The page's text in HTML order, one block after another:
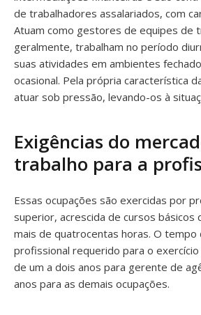
de trabalhadores assalariados, com
Atuam como gestores de equipes de
geralmente, trabalham no período
suas atividades em ambientes
ocasional. Pela própria característica
atuar sob pressão, levando-os à
Exigências do
trabalho para a
Essas ocupações são exercidas por
superior, acrescida de cursos básicos
mais de quatrocentas horas. O tempo
profissional requerido para o exercício
de um a dois anos para gerente de
anos para as demais ocupações.